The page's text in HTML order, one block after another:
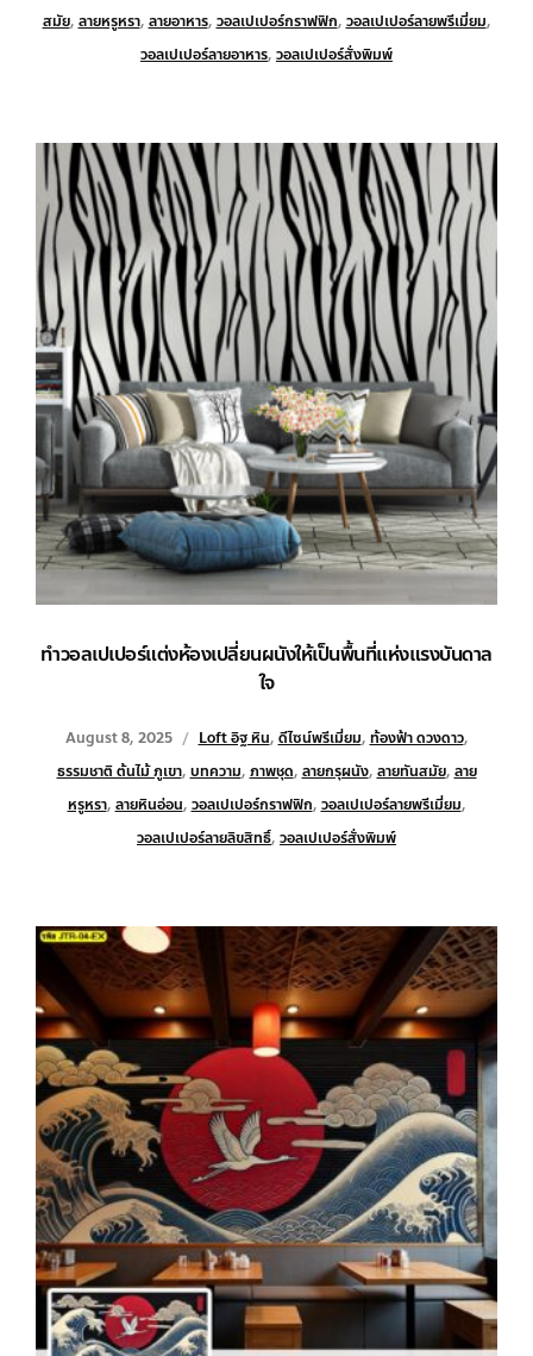
สมัย, ลายหรูหรา, ลายอาหาร, วอลเปเปอร์กราฟฟิก, วอลเปเปอร์ลายพรีเมี่ยม,
วอลเปเปอร์ลายอาหาร, วอลเปเปอร์สั่งพิมพ์
ทำวอลเปเปอร์แต่งห้องเปลี่ยนผนังให้เป็นพื้นที่แห่งแรงบันดาล
ใจ
August 8, 2025 Loft อิฐ หิน, ดีไซน์พรีเมี่ยม, ท้องฟ้า ดวงดาว,
ธรรมชาติ ต้นไม้ ภูเขา, บทความ, ภาพชุด, ลายกรุผนัง, ลายทันสมัย, ลาย
หรูหรา, ลายหินอ่อน, วอลเปเปอร์กราฟฟิก, วอลเปเปอร์ลายพรีเมี่ยม,
วอลเปเปอร์ลายลิขสิทธิ์, วอลเปเปอร์สั่งพิมพ์